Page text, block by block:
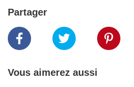
Partager
Vous aimerez aussi